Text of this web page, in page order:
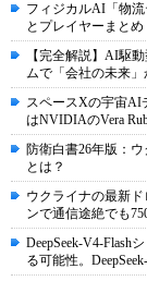
フィジカルAI「物
とプレイヤーまとめ
【完全解説】AI駆
ムで「会社の未来
スペースXの宇宙AI
はNVIDIAのVera
防衛白書26年版：
とは？
ウクライナの最新
ンで通信途絶でも
DeepSeek-V4-
る可能性。